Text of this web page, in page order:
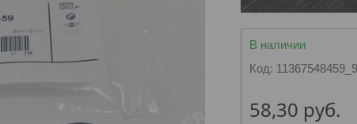
В наличии
Код: 11367548459_9
58,30 руб.